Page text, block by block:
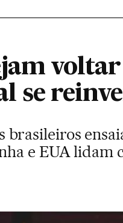
se
brasileiros
e EUA lidam